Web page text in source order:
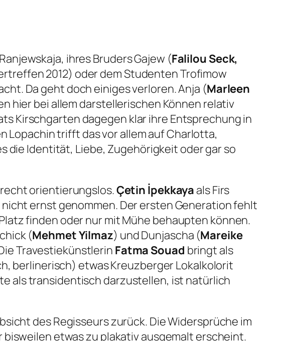
ihres Bruders Gajew (Falilou Seck,
2012) oder dem Studenten Trofimow
Da geht doch einiges verloren. Anja (Marleen
hier bei allem darstellerischen Können relativ
Kirschgarten dagegen klar ihre Entsprechung in
trifft das vor allem auf Charlotta,
die Identität, Liebe, Zugehörigkeit oder gar so
orientierungslos.Çetin İpekkaya als Firs
ernst genommen. Der ersten Generation fehlt
finden oder nur mit Mühe behaupten können.
(Mehmet Yilmaz) und Dunjascha (Mareike
Travestiekünstlerin Fatma Souad bringt als
berlinerisch) etwas Kreuzberger Lokalkolorit
als transidentisch darzustellen, ist natürlich
des Regisseurs zurück. Die Widersprüche im
etwas zu plakativ ausgemalt erscheint.